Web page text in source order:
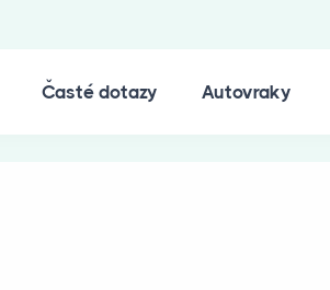
Časté dotazy Autovraky